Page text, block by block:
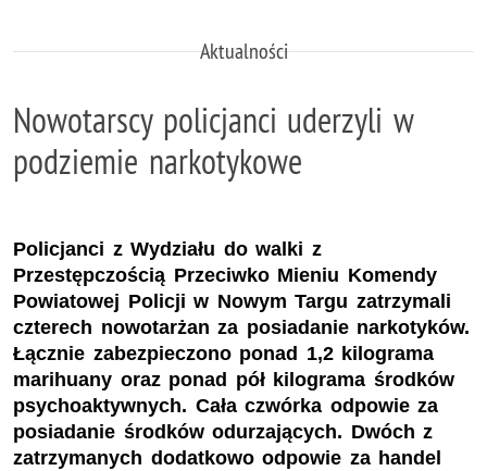
Aktualności
Nowotarscy policjanci uderzyli w
podziemie narkotykowe
Policjanci z Wydziału do walki z
Przestępczością Przeciwko Mieniu Komendy
Powiatowej Policji w Nowym Targu zatrzymali
czterech nowotarżan za posiadanie narkotyków.
Łącznie zabezpieczono ponad 1,2 kilograma
marihuany oraz ponad pół kilograma środków
psychoaktywnych. Cała czwórka odpowie za
posiadanie środków odurzających. Dwóch z
zatrzymanych dodatkowo odpowie za handel